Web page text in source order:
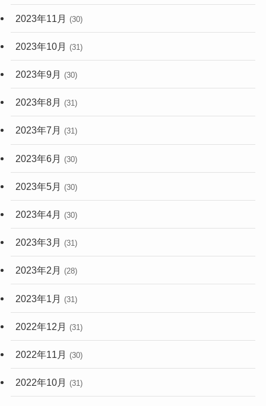
2023年11月 (30)
2023年10月 (31)
2023年9月 (30)
2023年8月 (31)
2023年7月 (31)
2023年6月 (30)
2023年5月 (30)
2023年4月 (30)
2023年3月 (31)
2023年2月 (28)
2023年1月 (31)
2022年12月 (31)
2022年11月 (30)
2022年10月 (31)